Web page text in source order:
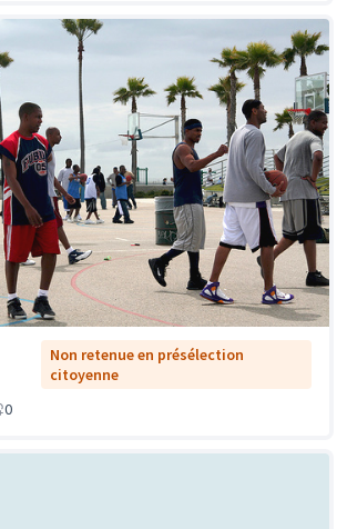
Non retenue en présélection
citoyenne
0